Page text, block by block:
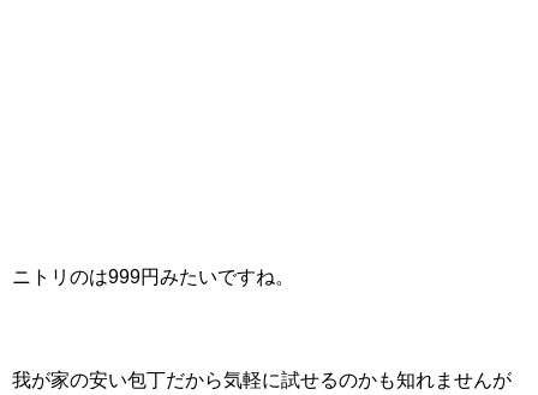
ニトリのは999円みたいですね。
我が家の安い包丁だから気軽に試せるのかも知れませんが